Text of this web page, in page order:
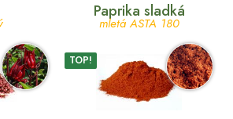
Paprika sladká
mletá ASTA 180
TOP!